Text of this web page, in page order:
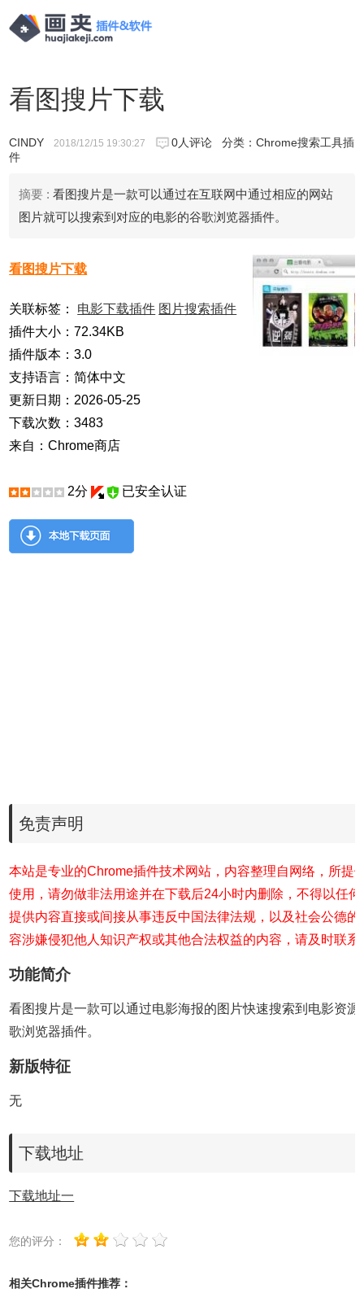
看图搜片下载
CINDY 2018/12/15 19:30:27 0人评论 分类：Chrome搜索工具插
件
摘要 : 看图搜片是一款可以通过在互联网中通过相应的网站
图片就可以搜索到对应的电影的谷歌浏览器插件。
看图搜片下载
关联标签： 电影下载插件 图片搜索插件
插件大小：72.34KB
插件版本：3.0
支持语言：简体中文
更新日期：2026-05-25
下载次数：3483
来自：Chrome商店
2分 已安全认证
免责声明
本站是专业的Chrome插件技术网站，内容整理自网络，所提
使用，请勿做非法用途并在下载后24小时内删除，不得以任
提供内容直接或间接从事违反中国法律法规，以及社会公德
容涉嫌侵犯他人知识产权或其他合法权益的内容，请及时联系
功能简介
看图搜片是一款可以通过电影海报的图片快速搜索到电影资
歌浏览器插件。
新版特征
无
下载地址
下载地址一
您的评分：
相关Chrome插件推荐：